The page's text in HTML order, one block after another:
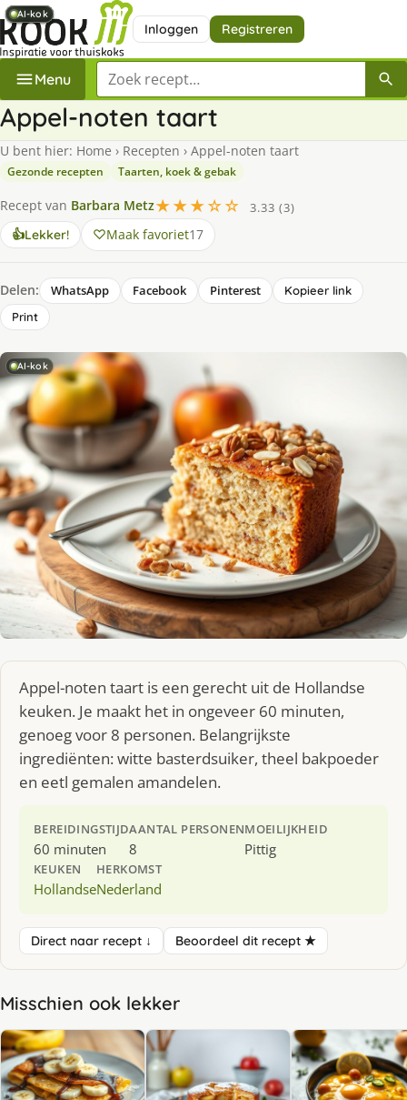
Inloggen Registreren
Menu Zoek een recept
Appel-noten taart
U bent hier: Home › Recepten › Appel-noten taart
Gezonde recepten Taarten, koek & gebak
Recept van Barbara Metz★★★☆☆
3.33 (3)
👍Lekker! Maak favoriet17
Delen: WhatsApp Facebook Pinterest
Kopieer link
Print
AI-kok
Appel-noten taart is een gerecht uit de Hollandse
keuken. Je maakt het in ongeveer 60 minuten,
genoeg voor 8 personen. Belangrijkste
ingrediënten: witte basterdsuiker, theel bakpoeder
en eetl gemalen amandelen.
BEREIDINGSTIJD
60 minuten
AANTAL PERSONEN
8
MOEILIJKHEID
Pittig
KEUKEN
Hollandse
HERKOMST
Nederland
Direct naar recept ↓ Beoordeel dit recept ★
Misschien ook lekker
AI-kok
AI-kok
AI-kok
AI-kok
AI-kok
AI-kok